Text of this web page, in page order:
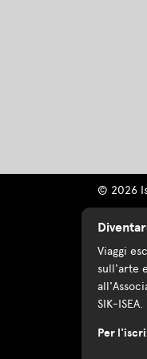
© 2026
Viaggi
sull'arte
SIK-ISEA.
Per